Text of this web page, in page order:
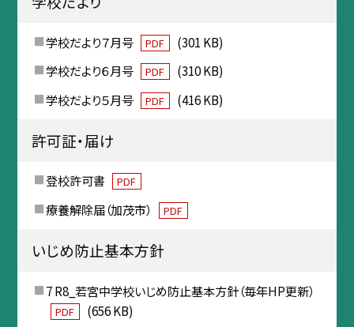
学校だより７月号 PDF
(301 KB)
学校だより６月号
PDF
(310 KB)
学校だより５月号
PDF (416 KB)
許可証・届け
登校許可書 PDF
療養解除届（加茂市） PDF
いじめ防止基本方針
7 R8_若宮中学校いじめ防止基本方針（毎年HP更新）
PDF (656 KB)